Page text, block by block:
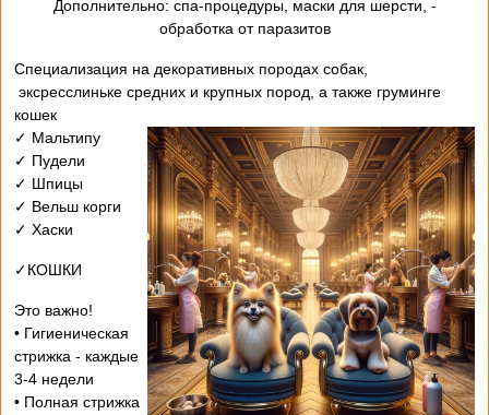
- Дополнительно: спа-процедуры, маски для шерсти,
обработка от паразитов
Специализация на декоративных породах собак,
эксресслиньке средних и крупных пород, а также груминге
кошек
✓ Мальтипу
✓ Пудели
✓ Шпицы
✓ Вельш корги
✓ Хаски
✓КОШКИ
Это важно!
• Гигиеническая
стрижка - каждые
3-4 недели
• Полная стрижка